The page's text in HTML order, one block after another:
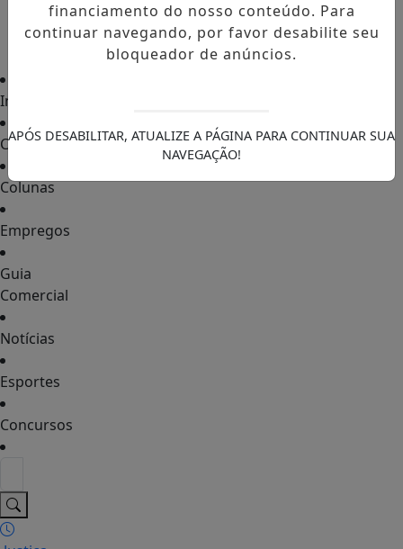
Início
Classificados
Colunas
Empregos
Guia
Comercial
Notícias
Esportes
Concursos
financiamento do nosso conteúdo. Para
continuar navegando, por favor desabilite seu
bloqueador de anúncios.
APÓS DESABILITAR, ATUALIZE A PÁGINA PARA CONTINUAR SUA
NAVEGAÇÃO!